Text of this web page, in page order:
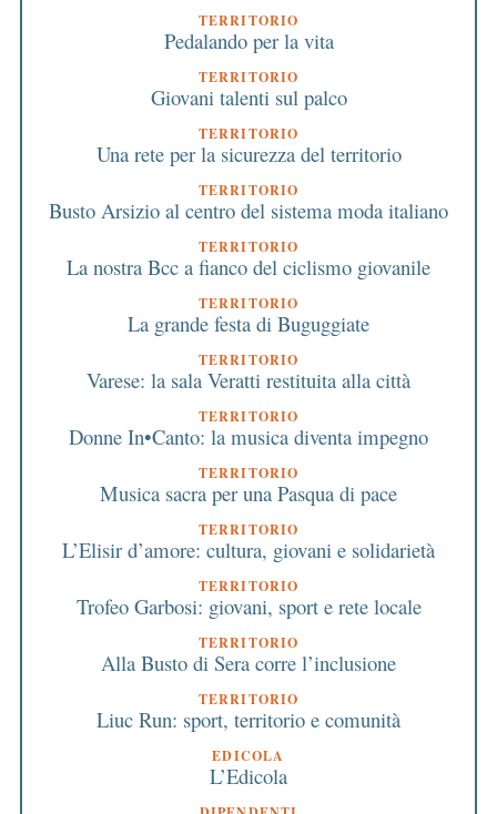
TERRITORIO
Pedalando per la vita
TERRITORIO
Giovani talenti sul palco
TERRITORIO
Una rete per la sicurezza del territorio
TERRITORIO
Busto Arsizio al centro del sistema moda italiano
TERRITORIO
La nostra Bcc a fianco del ciclismo giovanile
TERRITORIO
La grande festa di Buguggiate
TERRITORIO
Varese: la sala Veratti restituita alla città
TERRITORIO
Donne In•Canto: la musica diventa impegno
TERRITORIO
Musica sacra per una Pasqua di pace
TERRITORIO
L’Elisir d’amore: cultura, giovani e solidarietà
TERRITORIO
Trofeo Garbosi: giovani, sport e rete locale
TERRITORIO
Alla Busto di Sera corre l’inclusione
TERRITORIO
Liuc Run: sport, territorio e comunità
EDICOLA
L’Edicola